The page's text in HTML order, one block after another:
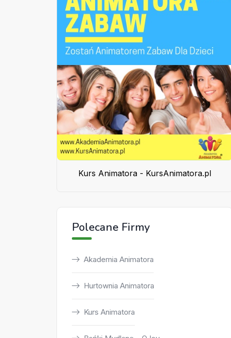
Kurs Animatora - KursAnimatora.pl
Polecane Firmy
Akademia Animatora
Hurtownia Animatora
Kurs Animatora